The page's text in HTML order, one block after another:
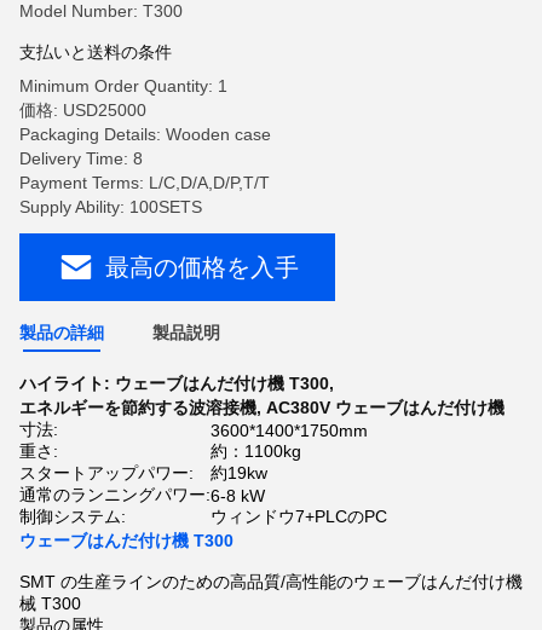
Model Number: T300
支払いと送料の条件
Minimum Order Quantity: 1
価格: USD25000
Packaging Details: Wooden case
Delivery Time: 8
Payment Terms: L/C,D/A,D/P,T/T
Supply Ability: 100SETS
最高の価格を入手
製品の詳細 製品説明
ハイライト: ウェーブはんだ付け機 T300,
エネルギーを節約する波溶接機, AC380V ウェーブはんだ付け機
寸法:
3600*1400*1750mm
重さ:
約：1100kg
スタートアップパワー:
約19kw
通常のランニングパワー:6-8 kW
制御システム:
ウィンドウ7+PLCのPC
ウェーブはんだ付け機 T300
SMT の生産ラインのための高品質/高性能のウェーブはんだ付け機
械 T300
製品の属性